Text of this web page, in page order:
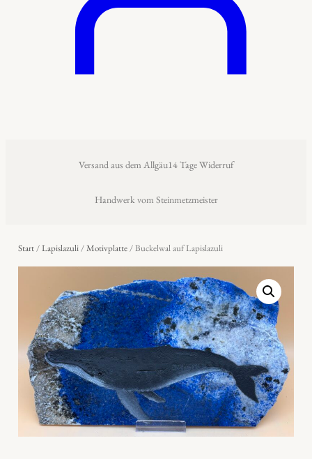
Versand aus dem Allgäu14 Tage Widerruf
Handwerk vom Steinmetzmeister
Start/Lapislazuli/Motivplatte/ Buckelwal auf Lapislazuli